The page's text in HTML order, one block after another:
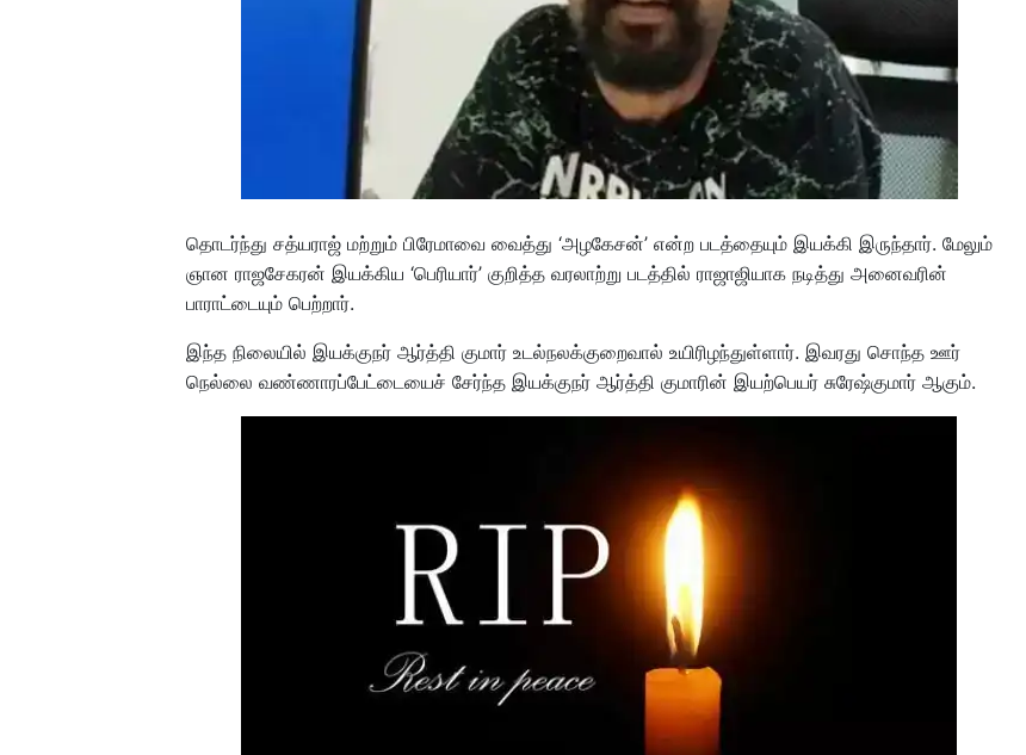
தொடர்ந்து சத்யராஜ் மற்றும் பிரேமாவை வைத்து ‘அழகேசன்’ என்ற படத்தையும் இயக்கி இருந்தார். மேலும்
ஞான ராஜசேகரன் இயக்கிய ‘பெரியார்’ குறித்த வரலாற்று படத்தில் ராஜாஜியாக நடித்து அனைவரின்
பாராட்டையும் பெற்றார்.
இந்த நிலையில் இயக்குநர் ஆர்த்தி குமார் உடல்நலக்குறைவால் உயிரிழந்துள்ளார். இவரது சொந்த ஊர்
நெல்லை வண்ணாரப்பேட்டையைச் சேர்ந்த இயக்குநர் ஆர்த்தி குமாரின் இயற்பெயர் சுரேஷ்குமார் ஆகும்.